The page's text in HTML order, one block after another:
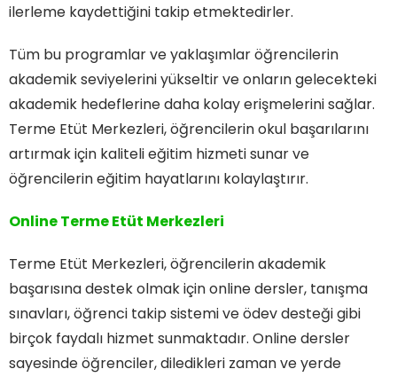
ilerleme kaydettiğini takip etmektedirler.
Tüm bu programlar ve yaklaşımlar öğrencilerin
akademik seviyelerini yükseltir ve onların gelecekteki
akademik hedeflerine daha kolay erişmelerini sağlar.
Terme Etüt Merkezleri, öğrencilerin okul başarılarını
artırmak için kaliteli eğitim hizmeti sunar ve
öğrencilerin eğitim hayatlarını kolaylaştırır.
Online Terme Etüt Merkezleri
Terme Etüt Merkezleri, öğrencilerin akademik
başarısına destek olmak için online dersler, tanışma
sınavları, öğrenci takip sistemi ve ödev desteği gibi
birçok faydalı hizmet sunmaktadır. Online dersler
sayesinde öğrenciler, diledikleri zaman ve yerde